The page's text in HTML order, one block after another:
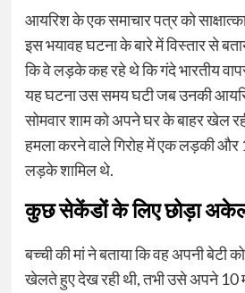
आयरिश के एक समाचार पत्र को
इस भयावह घटना के बारे में विस्तार से
कि वे लड़के कह रहे थे कि गंदे भारतीय
यह घटना उस समय घटी जब उनकी
सोमवार शाम को अपने घर के बाहर खेल
हमला करने वाले गिरोह में एक लड़की और
लड़के शामिल थे.
कुछ सेकेंडों के लिए छोड़ा
बच्ची की मां ने बताया कि वह अपनी बेटी
खेलते हुए देख रही थी, तभी उसे अपने 10